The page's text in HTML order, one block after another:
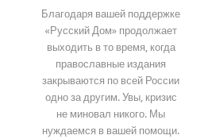
Благодаря вашей поддержке
«Русский Дом» продолжает
выходить в то время, когда
православные издания
закрываются по всей России
одно за другим. Увы, кризис
не миновал никого. Мы
нуждаемся в вашей помощи.